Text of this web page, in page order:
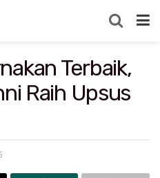
Terbaik,
Raih Upsus